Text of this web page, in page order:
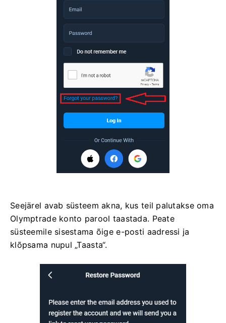
Seejärel avab süsteem akna, kus teil palutakse oma
Olymptrade konto parool taastada. Peate
süsteemile sisestama õige e-posti aadressi ja
klõpsama nupul „Taasta“.